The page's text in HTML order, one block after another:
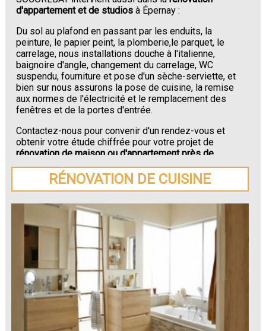
d'appartement et de studios à Épernay :
Du sol au plafond en passant par les enduits, la
peinture, le papier peint, la plomberie,le parquet, le
carrelage, nous installations douche à l'italienne,
baignoire d'angle, changement du carrelage, WC
suspendu, fourniture et pose d'un sèche-serviette, et
bien sur nous assurons la pose de cuisine, la remise
aux normes de l'électricité et le remplacement des
fenêtres et de la portes d'entrée.
Contactez-nous pour convenir d'un rendez-vous et
obtenir votre étude chiffrée pour votre projet de
rénovation de maison ou d'appartement près de
Épernay.
RÉNOVATION DE CUISINE